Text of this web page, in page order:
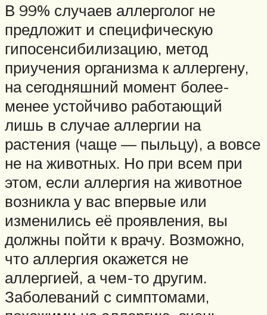
В 99% случаев аллерголог не
предложит и специфическую
гипосенсибилизацию, метод
приучения организма к аллергену,
на сегодняшний момент более-
менее устойчиво работающий
лишь в случае аллергии на
растения (чаще — пыльцу), а вовсе
не на животных. Но при всем при
этом, если аллергия на животное
возникла у вас впервые или
изменились её проявления, вы
должны пойти к врачу. Возможно,
что аллергия окажется не
аллергией, а чем-то другим.
Заболеваний с симптомами,